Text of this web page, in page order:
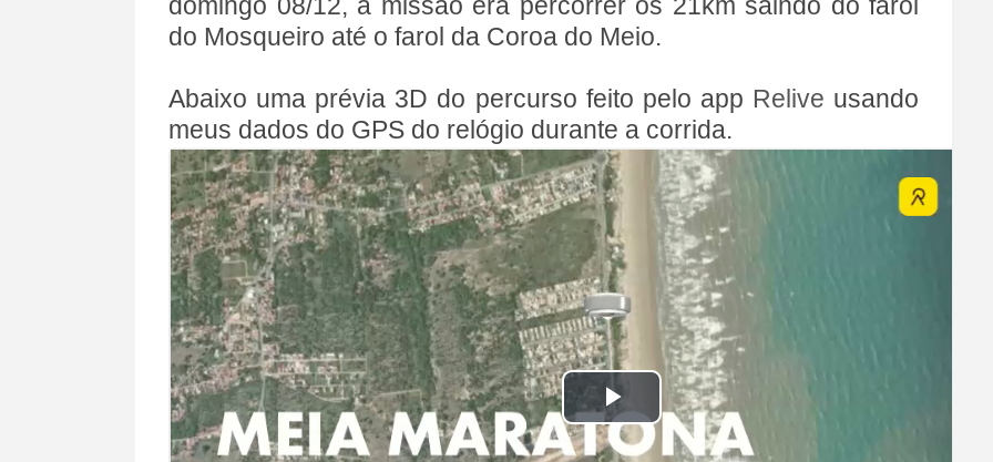
do Mosqueiro até o farol da Coroa do Meio.
Abaixo uma prévia 3D do percurso feito pelo app Relive usando
meus dados do GPS do relógio durante a corrida.